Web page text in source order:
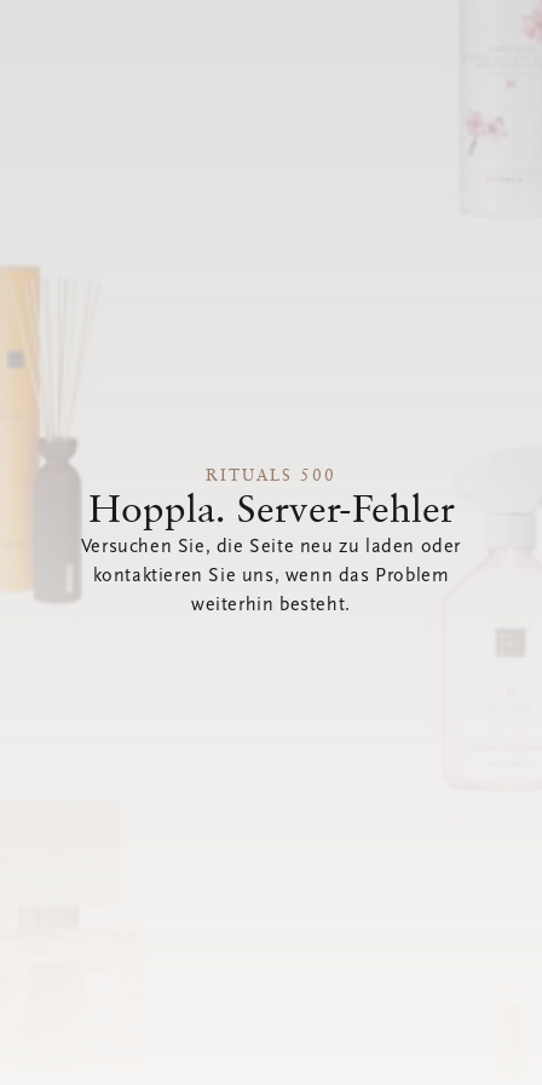
RITUALS 500
Hoppla. Server-Fehler
Versuchen Sie, die Seite neu zu laden oder
kontaktieren Sie uns, wenn das Problem
weiterhin besteht.